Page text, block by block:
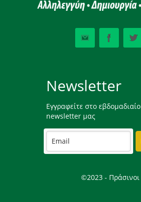
Newsletter
Εγγραφείτε στο εβδομαδιαίο
newsletter μας
©2023 - Πράσινοι